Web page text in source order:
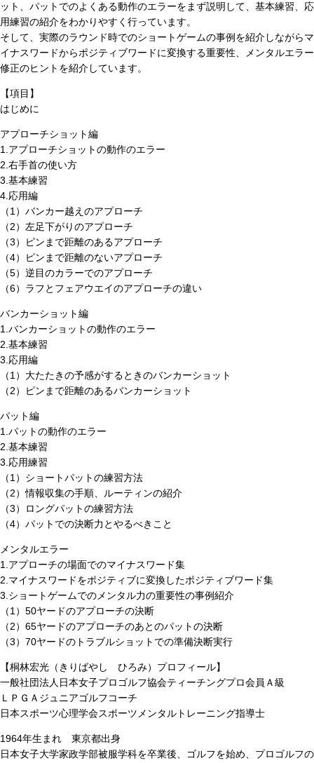
ット、パットでのよくある動作のエラーをまず説明して、基本練習、応
用練習の紹介をわかりやすく行っています。
そして、実際のラウンド時でのショートゲームの事例を紹介しながらマ
イナスワードからポジティブワードに変換する重要性、メンタルエラー
修正のヒントを紹介しています。
【項目】
はじめに
アプローチショット編
1.アプローチショットの動作のエラー
2.右手首の使い方
3.基本練習
4.応用編
（1）バンカー越えのアプローチ
（2）左足下がりのアプローチ
（3）ピンまで距離のあるアプローチ
（4）ピンまで距離のないアプローチ
（5）逆目のカラーでのアプローチ
（6）ラフとフェアウエイのアプローチの違い
バンカーショット編
1.バンカーショットの動作のエラー
2.基本練習
3.応用編
（1）大たたきの予感がするときのバンカーショット
（2）ピンまで距離のあるバンカーショット
パット編
1.パットの動作のエラー
2.基本練習
3.応用練習
（1）ショートパットの練習方法
（2）情報収集の手順、ルーティンの紹介
（3）ロングパットの練習方法
（4）パットでの決断力とやるべきこと
メンタルエラー
1.アプローチの場面でのマイナスワード集
2.マイナスワードをポジティブに変換したポジティブワード集
3.ショートゲームでのメンタル力の重要性の事例紹介
（1）50ヤードのアプローチの決断
（2）65ヤードのアプローチのあとのパットの決断
（3）70ヤードのトラブルショットでの準備決断実行
【桐林宏光（きりばやし ひろみ）プロフィール】
一般社団法人日本女子プロゴルフ協会ティーチングプロ会員Ａ級
ＬＰＧＡジュニアゴルフコーチ
日本スポーツ心理学会スポーツメンタルトレーニング指導士
1964年生まれ 東京都出身
日本女子大学家政学部被服学科を卒業後、ゴルフを始め、プロゴルフの